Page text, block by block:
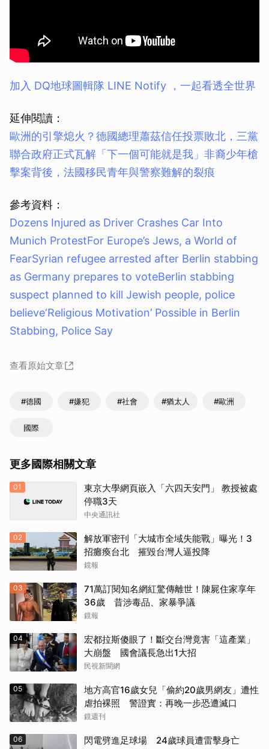
加入 DQ地球圖輯隊 LINE Notify ，一起看透全世界
延伸閱讀：
歐洲的引擎熄火？德國總理蕭茲信任投票敗北，三黨
聯合政府正式瓦解 「下一個可能就是我」非裔少年槍
擊案背後，法國移民青年與警察難解的裂痕
參考資料：
Dozens Injured as Driver Crashes Car Into
Munich ProtestFor Europe’s Jews, a World of
FearSyrian refugee arrested after Berlin stabbing
as Germany prepares to voteBerlin stabbing
suspect planned to kill Jewish people, police
believe‘Religious Motivation’ Possible in Berlin
Stabbing, Police Say
查看原始文章
#德國 #嫌犯 #社會 #猶太人 #歐洲
國際
更多國際相關文章
01
東京大學網頁嵌入「六四天安門」 教授被處
停職3天
中央通訊社
02
解放軍密刊「大城市全域失能戰」曝光！3
招癱瘓台北 摧毀台灣人逼投降
鏡報
03
71萬訂閱知名網紅驚傳離世！陳屍住家享年
36歲 昔涉毒品、家暴爭議
鏡報
04
宏都拉斯傻眼了！斷交台灣竟害「這產業」
大崩盤 國會議長急出1大招
民視新聞網
05
地方高官16歲女兒「偷約20歲男網友」遭性
虐拍裸照 警證實：再晚一步恐遭滅口
鏡週刊
06 閃電劈進足球場 24歲球員遭雷擊身亡
取消